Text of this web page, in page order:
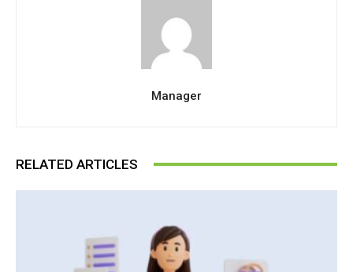
Manager
RELATED ARTICLES